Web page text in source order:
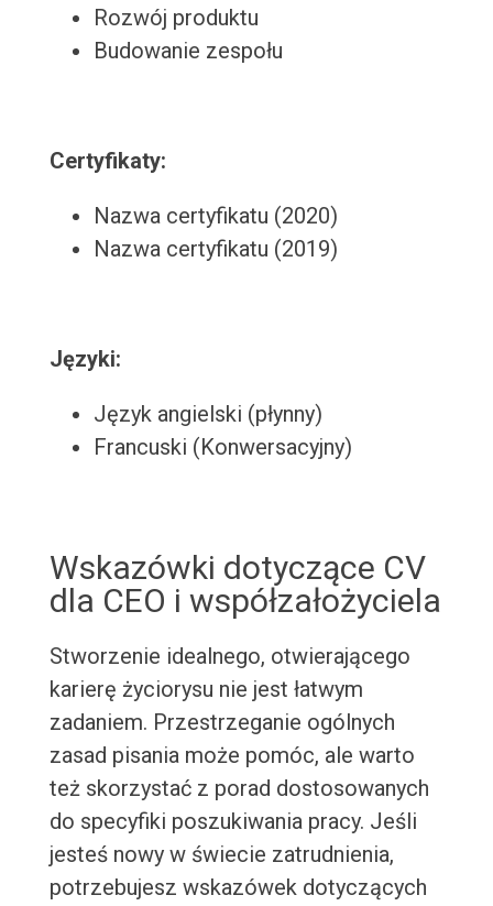
Rozwój produktu
Budowanie zespołu
Certyfikaty:
Nazwa certyfikatu (2020)
Nazwa certyfikatu (2019)
Języki:
Język angielski (płynny)
Francuski (Konwersacyjny)
Wskazówki dotyczące CV
dla CEO i współzałożyciela
Stworzenie idealnego, otwierającego
karierę życiorysu nie jest łatwym
zadaniem. Przestrzeganie ogólnych
zasad pisania może pomóc, ale warto
też skorzystać z porad dostosowanych
do specyfiki poszukiwania pracy. Jeśli
jesteś nowy w świecie zatrudnienia,
potrzebujesz wskazówek dotyczących